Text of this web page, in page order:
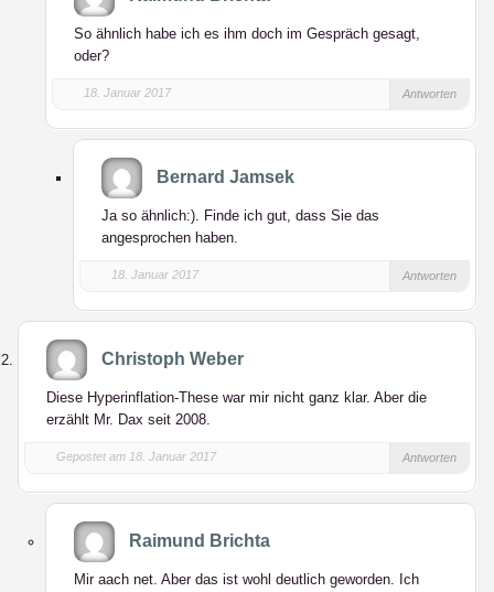
So ähnlich habe ich es ihm doch im Gespräch gesagt,
oder?
18. Januar 2017 Antworten
Bernard Jamsek
Ja so ähnlich:). Finde ich gut, dass Sie das
angesprochen haben.
18. Januar 2017 Antworten
Christoph Weber
Diese Hyperinflation-These war mir nicht ganz klar. Aber die
erzählt Mr. Dax seit 2008.
Gepostet am 18. Januar 2017 Antworten
Raimund Brichta
Mir aach net. Aber das ist wohl deutlich geworden. Ich